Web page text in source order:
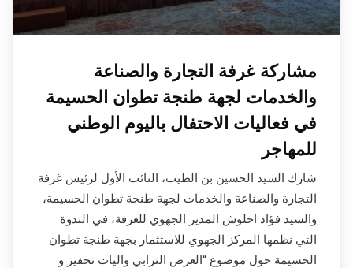
مشاركة غرفة التجارة والصناعة
والخدمات لجهة طنجة تطوان الحسيمة
في فعاليات الاحتفال باليوم الوطني
للمهاجر
شارك السيد الحسين بن الطيب، النائب الأول لرئيس غرفة
التجارة والصناعة والخدمات لجهة طنجة تطوان الحسيمة،
والسيد فؤاد احلوش المدير الجهوي للغرفة، في الندوة
التي نظمها المركز الجهوي للاستثمار بجهة طنجة تطوان
الحسيمة حول موضوع “العرض الترابي واليات تحفيز و